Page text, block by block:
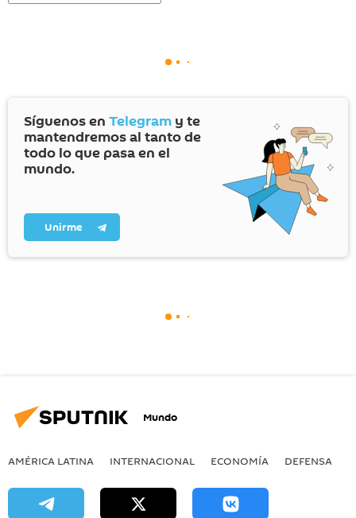
Síguenos en Telegram y te
mantendremos al tanto de
todo lo que pasa en el
mundo.
Unirme
Mundo
AMÉRICA LATINA INTERNACIONAL ECONOMÍA DEFENSA